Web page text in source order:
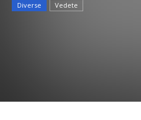
Diverse Vedete